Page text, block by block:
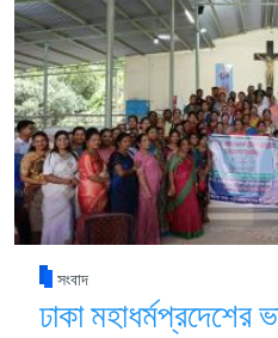
সংবাদ
ঢাকা মহাধর্মপ্রদেশের